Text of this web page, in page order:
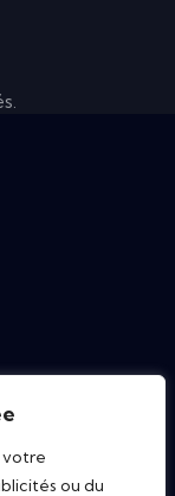
votre
ou du